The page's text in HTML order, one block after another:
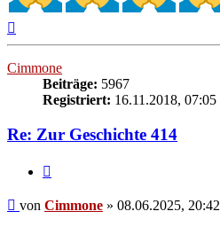
Cimmone
Beiträge: 5967
Registriert: 16.11.2018, 07:05
Re: Zur Geschichte 414
Beitrag
von Cimmone » 08.06.2025, 20:42